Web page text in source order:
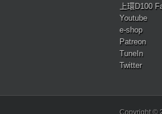
上環D100
Youtube
e-shop
Patreon
TuneIn
Twitter
Copyright ©